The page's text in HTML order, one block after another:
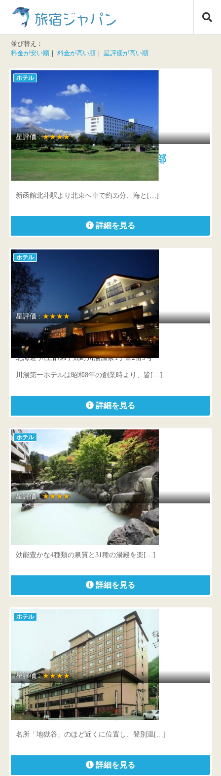
旅宿ジャパン
並び替え：
料金が安い順
｜料金が高い順 ｜星評価が高い順
ホテル
星評価 :★★★★
ロイヤルホテル みなみ北海道鹿部
北海道 茅部郡鹿部町字本別530-127
新函館北斗駅より北東へ車で約35分、海と[…]
詳細を見る
ホテル
星評価 :★★★★
川湯第一ホテル 忍冬
北海道 川上郡弟子屈町川湯温泉1丁目2番3号
川湯第一ホテルは昭和8年の創業時より、皆[…]
詳細を見る
ホテル
星評価 :★★★★
北海道 登別市登別温泉町65番地
効能豊かな4種類の泉質と31種の湯殿を楽[…]
詳細を見る
ホテル
星評価 :★★★★
名湯の宿パークホテル雅亭
北海道 登別市登別温泉町100番地
名所「地獄谷」のほど近くに位置し、登別温[…]
詳細を見る